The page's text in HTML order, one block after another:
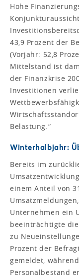
Hohe
43,9 Prozent der
(Vorjahr: 52,8
Mittelstand ist
der Finanzkrise
Investitionen
Belastung.“
Winterhalbjahr:
Bereits im
einem Anteil von
Unternehmen ein
beeinträchtigte
zu
Prozent der
gemeldet,
Personalbestand